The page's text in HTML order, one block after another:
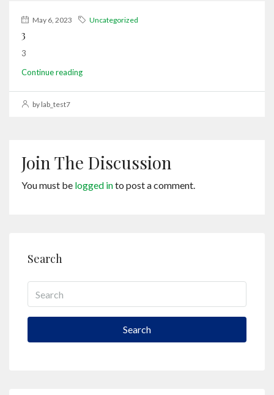
May 6, 2023 Uncategorized
3
3
Continue reading
by lab_test7
Join The Discussion
You must be logged into post a comment.
Search
Search